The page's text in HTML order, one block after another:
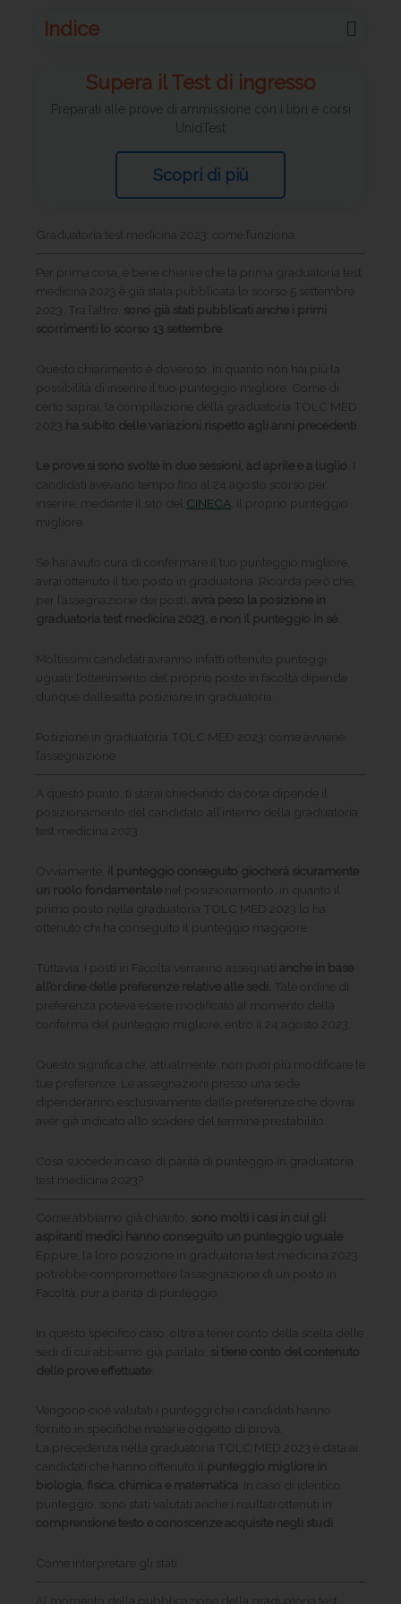
Indice
Supera il Test di ingresso
Preparati alle prove di ammissione con i libri e corsi
UnidTest
Scopri di più
Graduatoria test medicina 2023: come funziona
Per prima cosa, è bene chiarire che la prima graduatoria test
medicina 2023 è già stata pubblicata lo scorso 5 settembre
2023. Tra l’altro, sono già stati pubblicati anche i primi
scorrimenti lo scorso 13 settembre
Questo chiarimento è doveroso, in quanto non hai più la
possibilità di inserire il tuo punteggio migliore. Come di
certo saprai, la compilazione della graduatoria TOLC MED
2023 ha subito delle variazioni rispetto agli anni precedenti
Le prove si sono svolte in due sessioni, ad aprile e a luglio . I
candidati avevano tempo fino al 24 agosto scorso per
inserire, mediante il sito del CINECA , il proprio punteggio
migliore.
Se hai avuto cura di confermare il tuo punteggio migliore,
avrai ottenuto il tuo posto in graduatoria. Ricorda però che,
per l’assegnazione dei posti, avrà peso la posizione in
graduatoria test medicina 2023, e non il punteggio in sé
Moltissimi candidati avranno infatti ottenuto punteggi
uguali: l’ottenimento del proprio posto in facoltà dipende
dunque dall’esatta posizione in graduatoria.
Posizione in graduatoria TOLC MED 2023: come avviene
l’assegnazione
A questo punto, ti starai chiedendo da cosa dipende il
posizionamento del candidato all’interno della graduatoria
test medicina 2023.
Ovviamente, il punteggio conseguito giocherà sicuramente
un ruolo fondamentale nel posizionamento, in quanto il
primo posto nella graduatoria TOLC MED 2023 lo ha
ottenuto chi ha conseguito il punteggio maggiore.
Tuttavia, i posti in Facoltà verranno assegnati anche in base
all’ordine delle preferenze relative alle sedi.
Tale ordine di
preferenza poteva essere modificato al momento della
conferma del punteggio migliore, entro il 24 agosto 2023.
Questo significa che, attualmente, non puoi più modificare le
tue preferenze. Le assegnazioni presso una sede
dipenderanno esclusivamente dalle preferenze che dovrai
aver già indicato allo scadere del termine prestabilito.
Cosa succede in caso di parità di punteggio in graduatoria
test medicina 2023?
Come abbiamo già chiarito, sono molti i casi in cui gli
aspiranti medici hanno conseguito un punteggio uguale
Eppure, la loro posizione in graduatoria test medicina 2023
potrebbe compromettere l’assegnazione di un posto in
Facoltà, pur a parità di punteggio.
In questo specifico caso, oltre a tener conto della scelta delle
sedi di cui abbiamo già parlato, si tiene conto del contenuto
delle prove effettuate
Vengono cioè valutati i punteggi che i candidati hanno
fornito in specifiche materie oggetto di prova.
La precedenza nella graduatoria TOLC MED 2023 è data ai
candidati che hanno ottenuto il punteggio migliore in
biologia, fisica, chimica e matematica . In caso di identico
punteggio, sono stati valutati anche i risultati ottenuti in
comprensione testo e conoscenze acquisite negli studi
Come interpretare gli stati
Al momento della pubblicazione della graduatoria test